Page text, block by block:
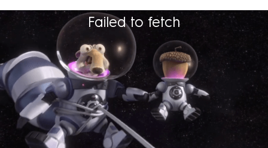
Filmy
Seriály
Hry
Cool Esport
Pořady
Failed to fetch
Scrat opouští naši planetu!